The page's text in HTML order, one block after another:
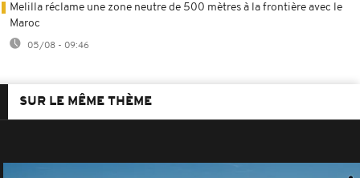
Melilla réclame une zone neutre de 500 mètres à la frontière avec le
Maroc
05/08 - 09:46
SUR LE MÊME THÈME